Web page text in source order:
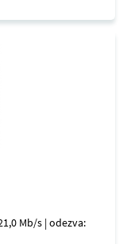
Mb/s | odezva: